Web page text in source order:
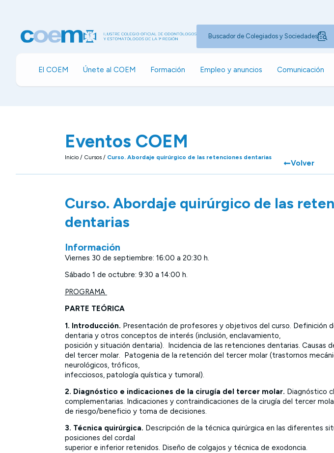
Buscador de Colegiados y Sociedades
El COEM Únete al COEM Formación Empleo y anuncios Comunicación
Eventos COEM
Inicio / Cursos / Curso. Abordaje quirúrgico de las retenciones dentarias
Volver
Curso. Abordaje quirúrgico de las
dentarias
Información
Viernes 30 de septiembre: 16:00 a 20:30 h.
Sábado 1 de octubre: 9:30 a 14:00 h.
PROGRAMA
PARTE TEÓRICA
1. Introducción. Presentación de profesores y objetivos del curso. Definición
dentaria y otros conceptos de interés (inclusión, enclavamiento,
posición y situación dentaria). Incidencia de las retenciones dentarias. Causas
del tercer molar. Patogenia de la retención del tercer molar (trastornos
neurológicos, tróficos,
infecciosos, patología quística y tumoral).
2. Diagnóstico e indicaciones de la cirugía del tercer molar. Diagnóstico
complementarias. Indicaciones y contraindicaciones de la cirugía del tercer
de riesgo/beneficio y toma de decisiones.
3. Técnica quirúrgica. Descripción de la técnica quirúrgica en las diferentes
posiciones del cordal
superior e inferior retenidos. Diseño de colgajos y técnica de exodoncia.